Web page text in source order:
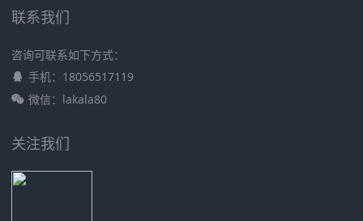
联系我们
咨询可联系如下方式：
手机：18056517119
微信：lakala80
关注我们